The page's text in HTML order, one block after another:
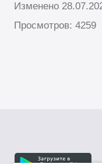
Изменено
Просмотров: 4259